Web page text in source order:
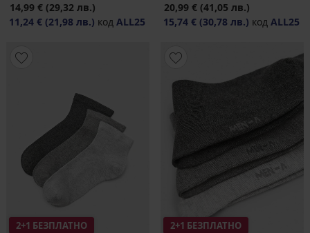
14,99 € (29,32 лв.)
11,24 € (21,98 лв.) код ALL25
20,99 € (41,05 лв.)
15,74 € (30,78 лв.) код ALL25
2+1 БЕЗПЛАТНО
2+1 БЕЗПЛАТНО